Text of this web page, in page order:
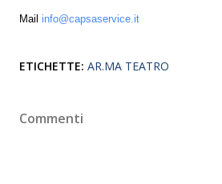
Mail info@capsaservice.it
ETICHETTE: AR.MA TEATRO
Commenti